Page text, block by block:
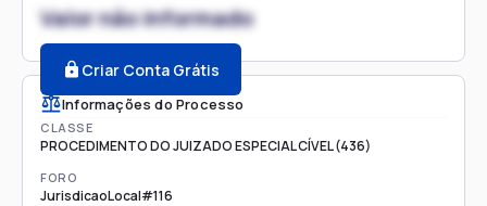
Valor não informado
Criar Conta Grátis
Informações do Processo
CLASSE
PROCEDIMENTO DO JUIZADO ESPECIAL CÍVEL (436)
FORO
JurisdicaoLocal#116